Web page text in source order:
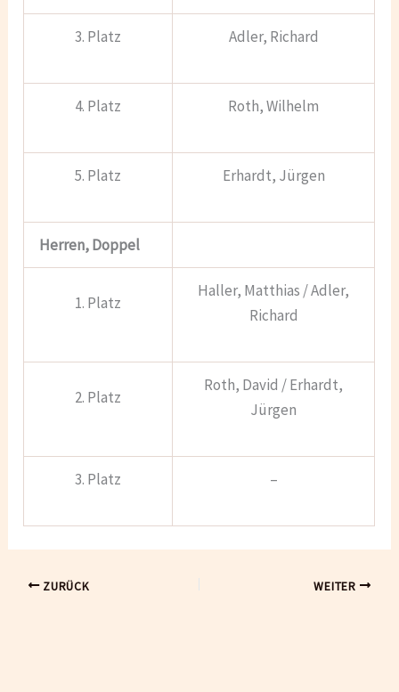
3. Platz Adler, Richard
4. Platz Roth, Wilhelm
5. Platz Erhardt, Jürgen
Herren, Doppel
1. Platz
Haller, Matthias / Adler,
Richard
2. Platz
Roth, David / Erhardt,
Jürgen
3. Platz –
ZURÜCK WEITER